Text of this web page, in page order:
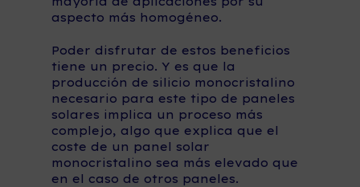
aspecto más homogéneo.
Poder disfrutar de estos beneficios
tiene un precio. Y es que la
producción de silicio monocristalino
necesario para este tipo de paneles
solares implica un proceso más
complejo, algo que explica que el
coste de un panel solar
monocristalino sea más elevado que
en el caso de otros paneles.